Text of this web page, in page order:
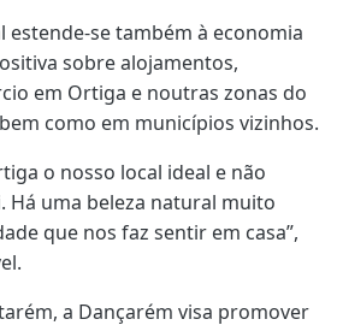
estende-se também à economia
sobre alojamentos,
em Ortiga e noutras zonas do
como em municípios vizinhos.
o nosso local ideal e não
Há uma beleza natural muito
que nos faz sentir em casa”,
a Dançarém visa promover